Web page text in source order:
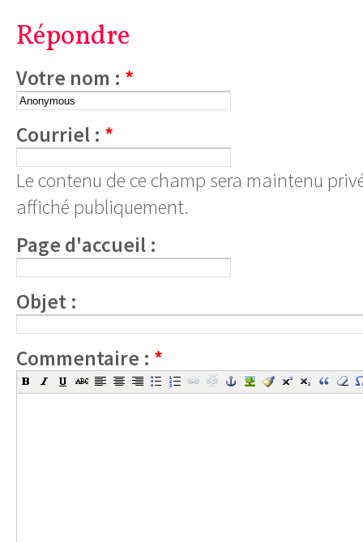
Répondre
Votre nom : *
Courriel : *
Le contenu de ce champ sera maintenu
affiché publiquement.
Page d'accueil :
Objet :
Commentaire : *